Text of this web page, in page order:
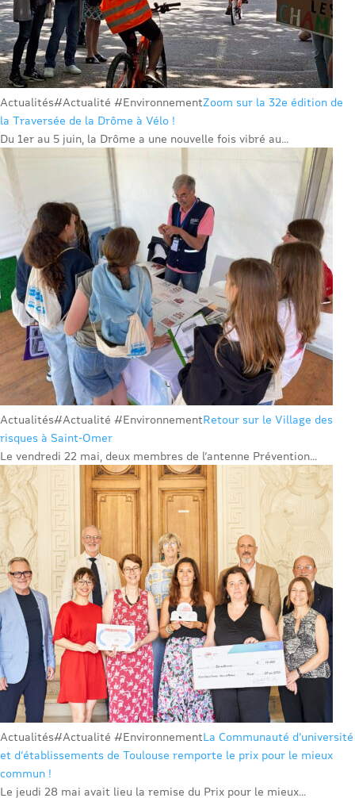
Actualités#Actualité #EnvironnementZoom sur la 32e édition de
la Traversée de la Drôme à Vélo !
Du 1er au 5 juin, la Drôme a une nouvelle fois vibré au...
Actualités#Actualité #EnvironnementRetour sur le Village des
risques à Saint-Omer
Le vendredi 22 mai, deux membres de l’antenne Prévention...
Actualités#Actualité #EnvironnementLa Communauté d’université
et d’établissements de Toulouse remporte le prix pour le mieux
commun !
Le jeudi 28 mai avait lieu la remise du Prix pour le mieux...